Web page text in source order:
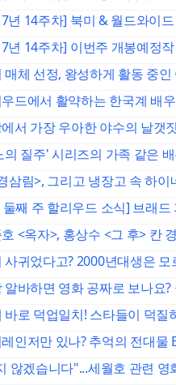
년 14주차] 북미 & 월드와이
년 14주차] 이번주 개봉예정
매체 선정, 왕성하게 활동 중
드에서 활약하는 한국계 배
서 가장 우아한 야수의 날갯
의 질주' 시리즈의 가족 같은
삼림>, 그리고 냉장고 속 하이
둘째 주 할리우드 소식] 브래
<옥자>, 홍상수 <그 후> 칸
사귀었다고? 2000년대생은
알바하면 영화 공짜로 보나요?
바로 덕업일치! 스타들이 덕질
인저만 있나? 추억의 전대물
않겠습니다"...세월호 관련 영